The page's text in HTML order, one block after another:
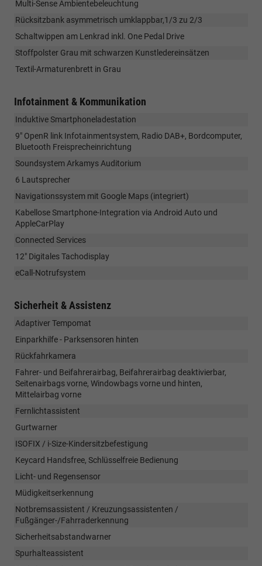
Multi-Sense Ambientebeleuchtung
Rücksitzbank asymmetrisch umklappbar,1/3 zu 2/3
Schaltwippen am Lenkrad inkl. One Pedal Drive
Stoffpolster Grau mit schwarzen Kunstledereinsätzen
Textil-Armaturenbrett in Grau
Infotainment & Kommunikation
Induktive Smartphoneladestation
9" OpenR link Infotainmentsystem, Radio DAB+, Bordcomputer,
Bluetooth Freisprecheinrichtung
Soundsystem Arkamys Auditorium
6 Lautsprecher
Navigationssystem mit Google Maps (integriert)
Kabellose Smartphone-Integration via Android Auto und
AppleCarPlay
Connected Services
12" Digitales Tachodisplay
eCall-Notrufsystem
Sicherheit & Assistenz
Adaptiver Tempomat
Einparkhilfe - Parksensoren hinten
Rückfahrkamera
Fahrer- und Beifahrerairbag, Beifahrerairbag deaktivierbar,
Seitenairbags vorne, Windowbags vorne und hinten,
Mittelairbag vorne
Fernlichtassistent
Gurtwarner
ISOFIX / i-Size-Kindersitzbefestigung
Keycard Handsfree, Schlüsselfreie Bedienung
Licht- und Regensensor
Müdigkeitserkennung
Notbremsassistent / Kreuzungsassistenten /
Fußgänger-/Fahrraderkennung
Sicherheitsabstandwarner
Spurhalteassistent